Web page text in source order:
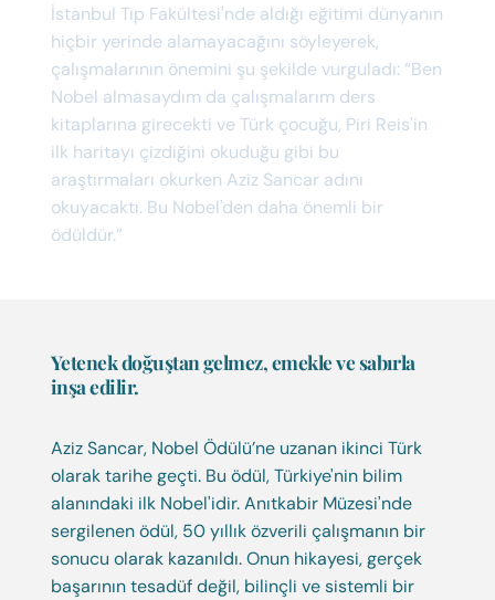
İstanbul Tıp Fakültesi'nde aldığı eğitimi dünyanın
hiçbir yerinde alamayacağını söyleyerek,
çalışmalarının önemini şu şekilde vurguladı: “Ben
Nobel almasaydım da çalışmalarım ders
kitaplarına girecekti ve Türk çocuğu, Piri Reis'in
ilk haritayı çizdiğini okuduğu gibi bu
araştırmaları okurken Aziz Sancar adını
okuyacaktı. Bu Nobel'den daha önemli bir
ödüldür.”
Yetenek doğuştan gelmez, emekle ve sabırla
inşa edilir.
Aziz Sancar, Nobel Ödülü’ne uzanan ikinci Türk
olarak tarihe geçti. Bu ödül, Türkiye'nin bilim
alanındaki ilk Nobel'idir. Anıtkabir Müzesi'nde
sergilenen ödül, 50 yıllık özverili çalışmanın bir
sonucu olarak kazanıldı. Onun hikayesi, gerçek
başarının tesadüf değil, bilinçli ve sistemli bir